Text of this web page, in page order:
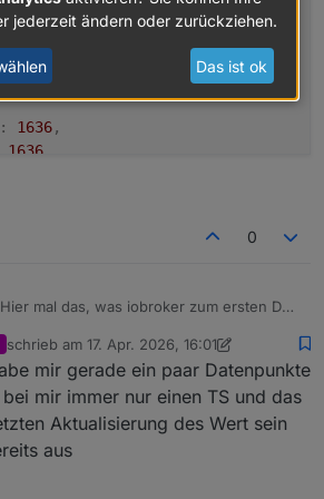
red.0"
: 1636,
1636
0
Hier mal das, was iobroker zum ersten DP
{
true,
false,
"Created by Node-Red",
"state",
schrieb am 17. Apr. 2026, 16:01
zuletzt editiert von skvarel
mir gerade ein paar Datenpunkte
mir immer nur einen TS und das
Aktualisierung des Wert sein
aus
jederzeit ändern oder zurückziehen.
Das ist ok